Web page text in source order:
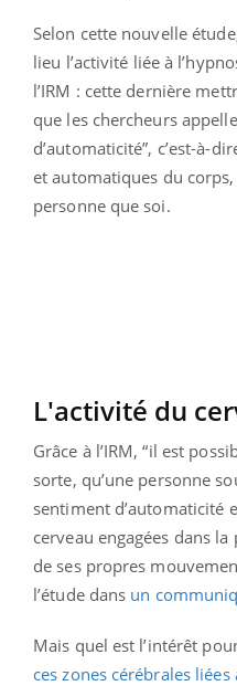
Selon cette nouvelle
lieu l’activité liée à
l’IRM : cette dernière
que les chercheurs
d’automaticité”, c’est-à-
et automatiques du
personne que soi.
L'activité du
Grâce à l’IRM, “il est
sorte, qu’une personne
sentiment d’automaticité
cerveau engagées dans
de ses propres
l’étude dans un
Mais quel est l’intérêt
ces zones cérébrales